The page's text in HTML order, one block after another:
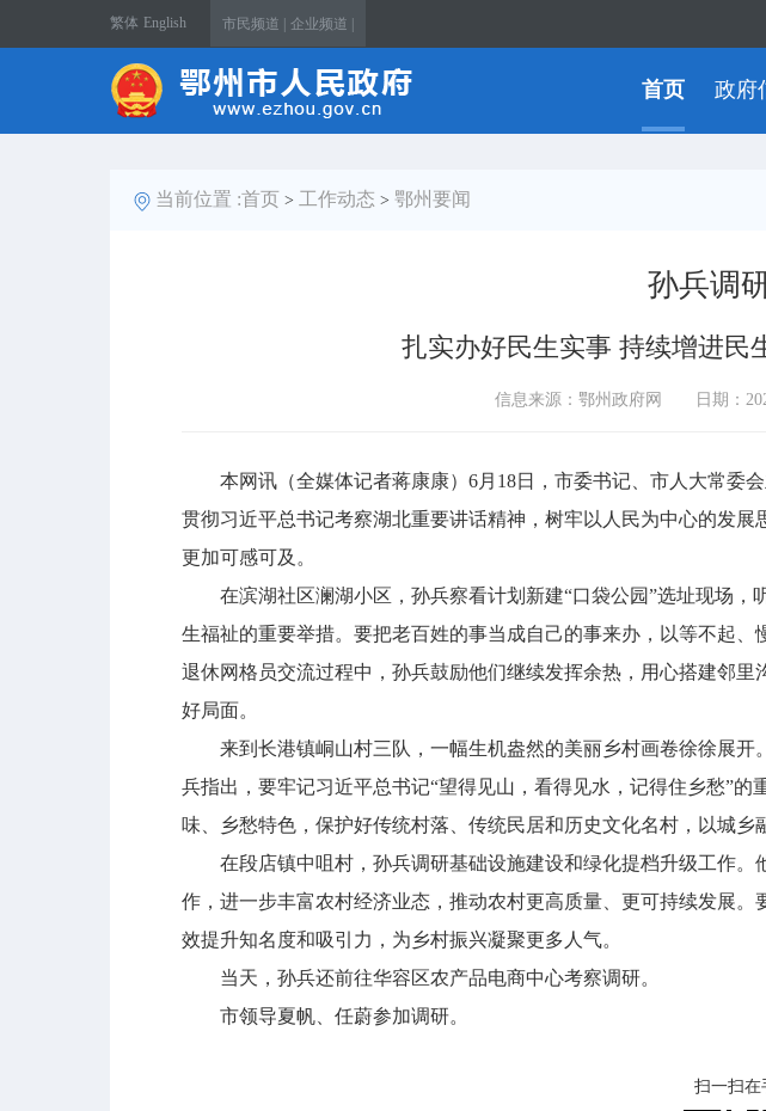
繁体 English 市民频道 | 企业频道 |
首页 政府
当前位置 :首页 > 工作动态 > 鄂州要闻
孙兵调
扎实办好民生实事 持续增进民
信息来源：鄂州政府网 日期：
本网讯（全媒体记者蒋康康）6月18日，市委书记、市人大常委
贯彻习近平总书记考察湖北重要讲话精神，树牢以人民为中心的发
更加可感可及。
在滨湖社区澜湖小区，孙兵察看计划新建“口袋公园”选址现场，
生福祉的重要举措。要把老百姓的事当成自己的事来办，以等不起
退休网格员交流过程中，孙兵鼓励他们继续发挥余热，用心搭建邻
好局面。
来到长港镇峒山村三队，一幅生机盎然的美丽乡村画卷徐徐展开
兵指出，要牢记习近平总书记“望得见山，看得见水，记得住乡愁”
味、乡愁特色，保护好传统村落、传统民居和历史文化名村，以城乡
在段店镇中咀村，孙兵调研基础设施建设和绿化提档升级工作。
作，进一步丰富农村经济业态，推动农村更高质量、更可持续发展
效提升知名度和吸引力，为乡村振兴凝聚更多人气。
当天，孙兵还前往华容区农产品电商中心考察调研。
市领导夏帆、任蔚参加调研。
扫一扫在